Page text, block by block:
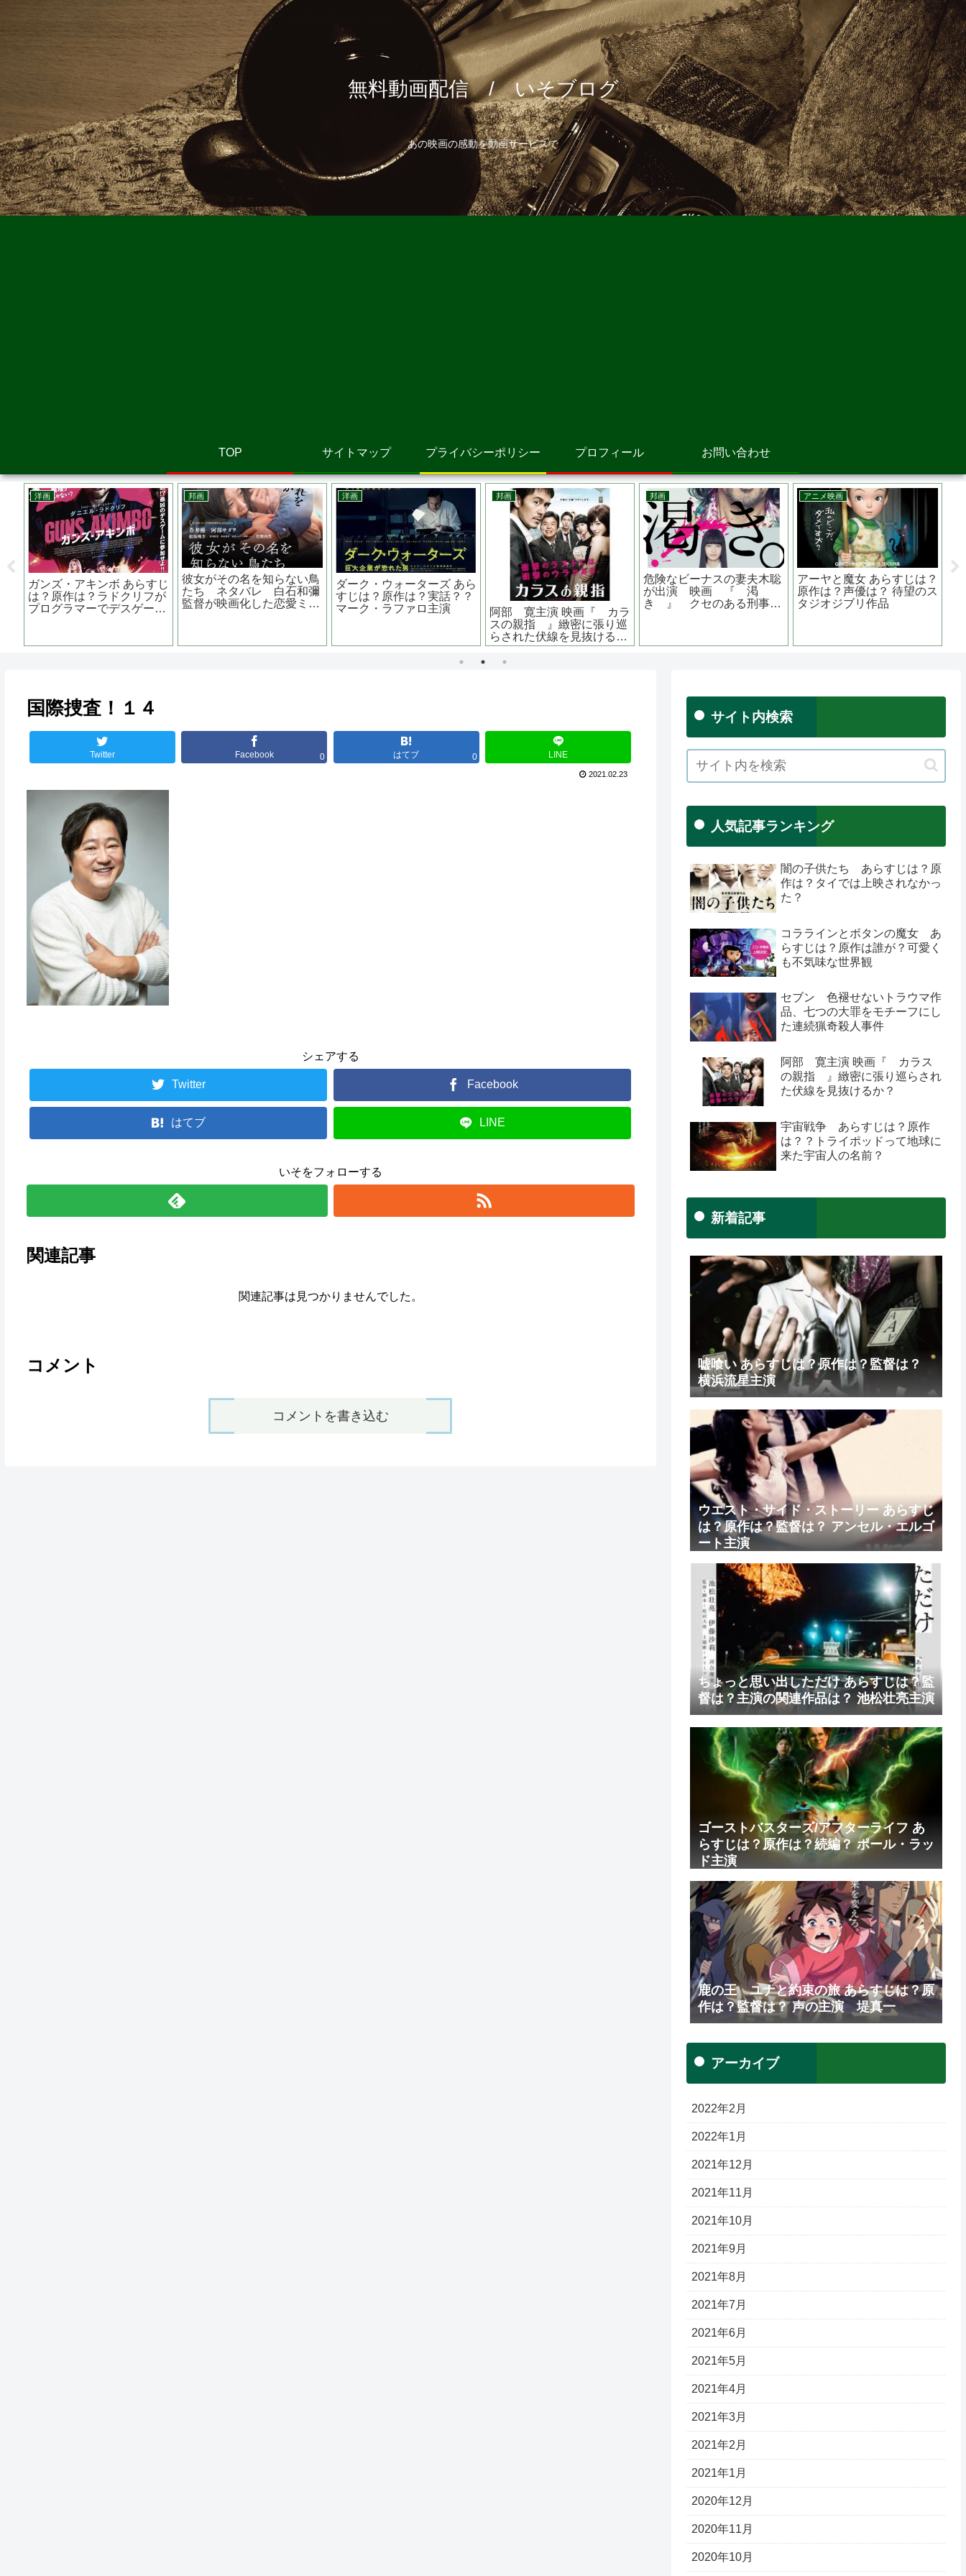
無料動画配信 / いそブログ
あの映画の感動を動画サービスで
TOP サイトマップ プライバシーポリシー プロフィール お問い合わせ
すじは？
待望のス
邦画
ちょっと思い出しただけ あ
らすじは？監督は？主演の
関連作品は？ 池松壮亮主演
邦画
さがす あらすじは？監督
は？主演関連作品は？ 佐藤
二朗主演
真夏の方程式 あらすじ
は？キャストは？？前作、
容疑者Xの献身との違い
は？
邦画
罪の余白 あらすじは？キ
ャストは？吉本美憂さんは
どんな役柄？？
邦画
浜の朝日の嘘つきどもと あ
らすじは？監督は？ロケ地
の映画館はどこ？ 高畑充希
邦画
お終活 熟春！人生、
時代の過ごし方 あらす
は？原作は？水野勝主演
国際捜査！１４
Twitter Facebook 0 はてブ 0 LINE
2021.02.23
シェアする
Twitter Facebook
はてブ LINE
いそをフォローする
関連記事
関連記事は見つかりませんでした。
コメント
コメントを書き込む
サイト内検索
人気記事ランキング
闇の子供たち あらすじは？原
作は？タイでは上映されなかっ
た？
コララインとボタンの魔女 あ
らすじは？原作は誰が？可愛く
も不気味な世界観
セブン 色褪せないトラウマ作
品、七つの大罪をモチーフにし
た連続猟奇殺人事件
阿部 寛主演 映画『 カラス
の親指 』緻密に張り巡らされ
た伏線を見抜けるか？
宇宙戦争 あらすじは？原作
は？？トライポッドって地球に
来た宇宙人の名前？
新着記事
嘘喰い あらすじは？原作は？監督は？
横浜流星主演
ウエスト・サイド・ストーリー あらすじ
は？原作は？監督は？ アンセル・エルゴ
ート主演
ちょっと思い出しただけ あらすじは？監
督は？主演の関連作品は？ 池松壮亮主演
ゴーストバスターズ/アフターライフ あ
らすじは？原作は？続編？ ポール・ラッ
ド主演
鹿の王 ユナと約束の旅 あらすじは？原
作は？監督は？ 声の主演 堤真一
アーカイブ
2022年2月
2022年1月
2021年12月
2021年11月
2021年10月
2021年9月
2021年8月
2021年7月
2021年6月
2021年5月
2021年4月
2021年3月
2021年2月
2021年1月
2020年12月
2020年11月
2020年10月